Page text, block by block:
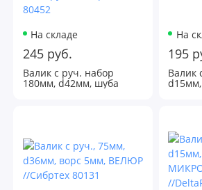
На складе
245 руб.
Валик с руч. набор
180мм, d42мм, шуба
На
195
Валик с